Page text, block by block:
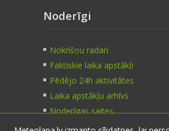
Noderīgi
Nokrišņu radari
Faktiskie laika apstākļi
Pēdējo 24h aktivitātes
Laika apstākļu arhīvs
Noderīgas saites